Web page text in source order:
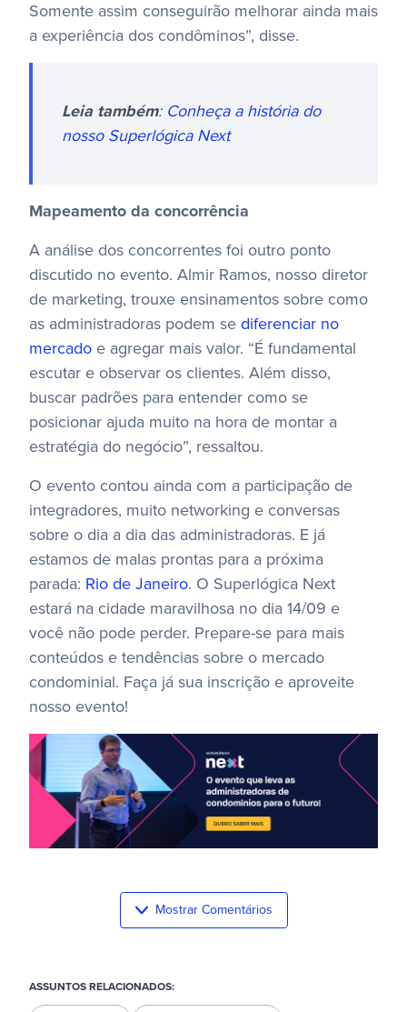
Somente assim conseguirão melhorar ainda mais
a experiência dos condôminos”, disse.
Leia também: Conheça a história do
nosso Superlógica Next
Mapeamento da concorrência
A análise dos concorrentes foi outro ponto
discutido no evento. Almir Ramos, nosso diretor
de marketing, trouxe ensinamentos sobre como
as administradoras podem se diferenciar no
mercado e agregar mais valor. “É fundamental
escutar e observar os clientes. Além disso,
buscar padrões para entender como se
posicionar ajuda muito na hora de montar a
estratégia do negócio”, ressaltou.
O evento contou ainda com a participação de
integradores, muito networking e conversas
sobre o dia a dia das administradoras. E já
estamos de malas prontas para a próxima
parada: Rio de Janeiro. O Superlógica Next
estará na cidade maravilhosa no dia 14/09 e
você não pode perder. Prepare-se para mais
conteúdos e tendências sobre o mercado
condominial. Faça já sua inscrição e aproveite
nosso evento!
Mostrar Comentários
ASSUNTOS RELACIONADOS: